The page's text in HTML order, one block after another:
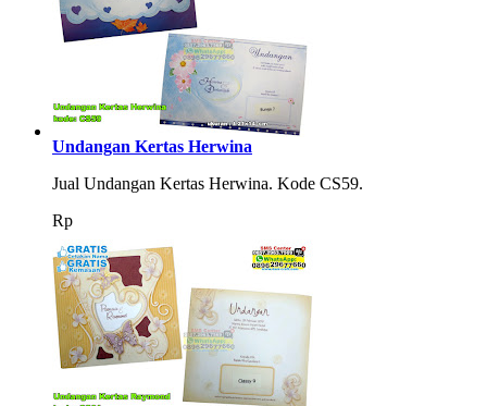
Undangan Kertas Herwina
Jual Undangan Kertas Herwina. Kode CS59.
Rp